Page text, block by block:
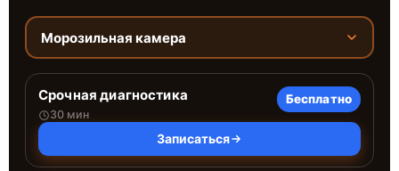
Морозильная камера
Срочная диагностика
30 мин
Бесплатно
Записаться